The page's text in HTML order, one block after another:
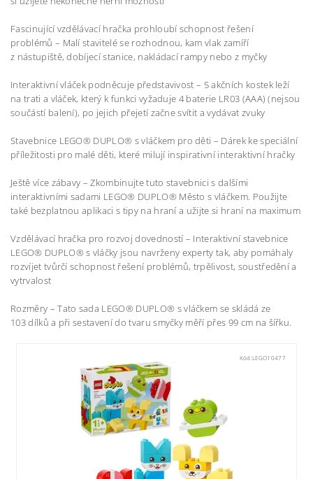
Fascinující vzdělávací hračka prohloubí schopnost řešení
problémů – Malí stavitelé se rozhodnou, kam vlak zamíří
z nástupiště, dobíjecí stanice, nakládací rampy nebo z myčky
Interaktivní vláček podněcuje představivost – 5 akčních kostek leží
na trati a vláček, který k funkci vyžaduje 4 baterie LR03 (AAA) (nejsou
součástí balení), po jejich přejetí začne svítit a vydávat zvuky
Stavebnice LEGO® DUPLO® s vláčkem pro děti – Dárek ke speciální
příležitosti pro malé děti, které milují inspirativní interaktivní hračky
Ještě více zábavy – Zkombinujte tuto stavebnici s dalšími
interaktivními sadami LEGO® DUPLO® Město s vláčkem. Použijte
také bezplatnou aplikaci s tipy na hraní a užijte si hraní na maximum
Vzdělávací hračka pro rozvoj dovedností – Interaktivní stavebnice
LEGO® DUPLO® s vláčky jsou navrženy experty tak, aby pomáhaly
rozvíjet tvůrčí schopnost řešení problémů, trpělivost, soustředění a
vytrvalost
Rozměry – Tato sada LEGO® DUPLO® s vláčkem se skládá ze
103 dílků a při sestavení do tvaru smyčky měří přes 99 cm na šířku.
Kód:LEGO10477